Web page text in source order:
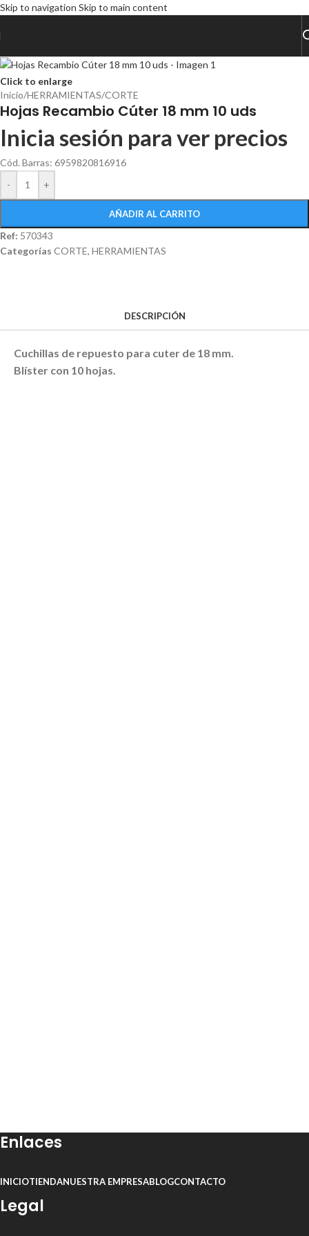
Skip to navigation Skip to main content
Click to enlarge
Inicio/HERRAMIENTAS/CORTE
Hojas Recambio Cúter 18 mm 10 uds
Inicia sesión para ver precios
Cód. Barras: 6959820816916
-
+
AÑADIR AL CARRITO
Ref: 570343
Categorías CORTE, HERRAMIENTAS
DESCRIPCIÓN
Cuchillas de repuesto para cuter de 18 mm.
Blíster con 10 hojas.
Enlaces
INICIOTIENDANUESTRA EMPRESABLOGCONTACTO
Legal